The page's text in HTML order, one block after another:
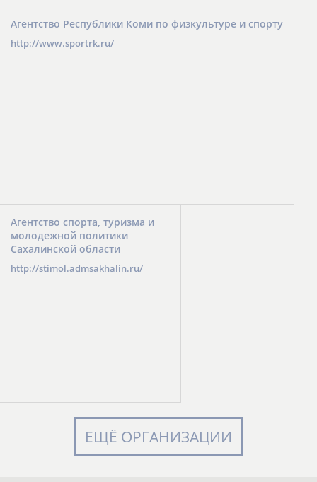
Агентство Республики Коми по физкультуре и спорту
http://www.sportrk.ru/
Агентство спорта, туризма и
молодежной политики
Сахалинской области
http://stimol.admsakhalin.ru/
ЕЩЁ ОРГАНИЗАЦИИ